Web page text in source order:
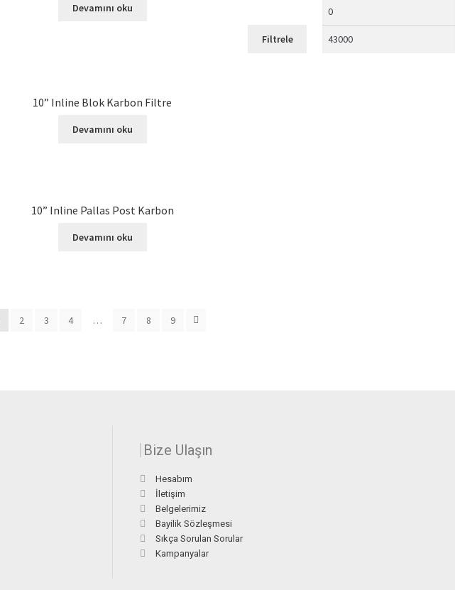
Devamını oku
10” Inline Blok Karbon Filtre
Devamını oku
10” Inline Pallas Post Karbon
Devamını oku
2 3 4 … 7 8 9
Filtrele
Bize Ulaşın
Hesabım
İletişim
Belgelerimiz
Bayilik Sözleşmesi
Sıkça Sorulan Sorular
Kampanyalar